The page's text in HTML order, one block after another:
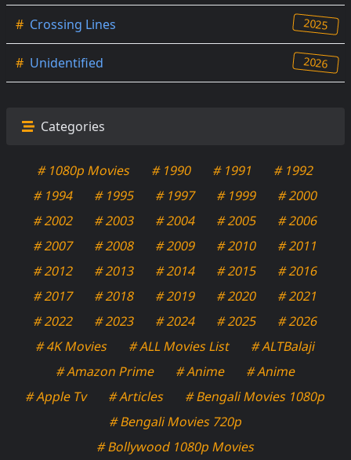
# Crossing Lines 2025
# Unidentified 2026
Categories
# 1080p Movies # 1990 # 1991
# 1992
# 1994
# 1995 # 1997 # 1999
# 2000
# 2002
# 2003 # 2004 # 2005
# 2006
# 2007
# 2008 # 2009 # 2010
# 2011
# 2012
# 2013 # 2014 # 2015
# 2016
# 2017
# 2018 # 2019 # 2020
# 2021
# 2022
# 2023 # 2024 # 2025
# 2026
# 4K Movies
# ALL Movies List
# ALTBalaji
# Amazon Prime
# Anime
# Anime
# Apple Tv
# Articles
# Bengali Movies 1080p
# Bengali Movies 720p
# Bollywood 1080p Movies